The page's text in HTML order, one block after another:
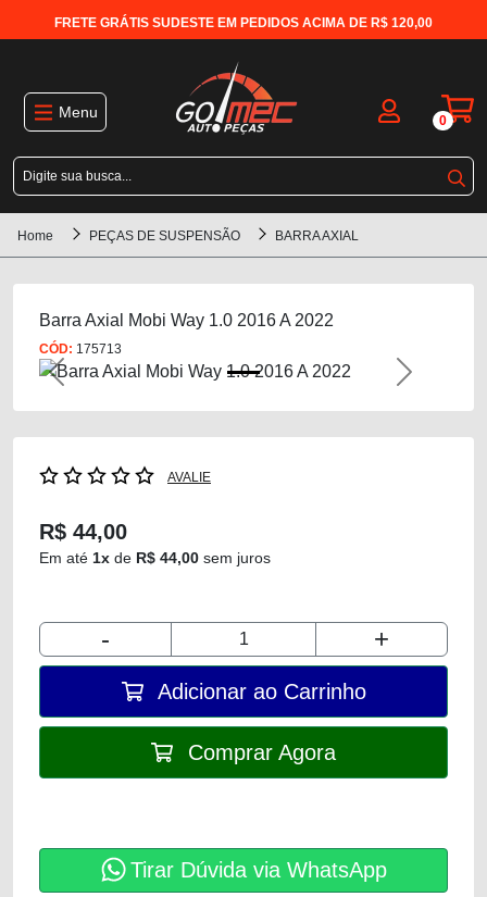
FRETE GRÁTIS SUDESTE EM PEDIDOS ACIMA DE R$ 120,00
Menu 0
Home PEÇAS DE SUSPENSÃO BARRA AXIAL
Barra Axial Mobi Way 1.0 2016 A 2022
CÓD: 175713
Previous Next
AVALIE
R$ 44,00
Em até 1x de R$ 44,00 sem juros
- +
Adicionar ao Carrinho
Comprar Agora
Tirar Dúvida via WhatsApp